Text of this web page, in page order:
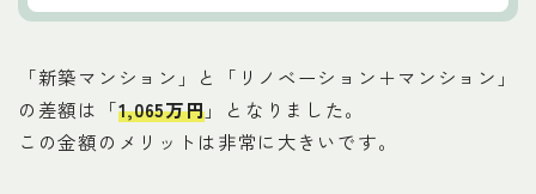
「新築マンション」と「リノベーション＋マンション」
の差額は「1,065万円」となりました。
この金額のメリットは非常に大きいです。